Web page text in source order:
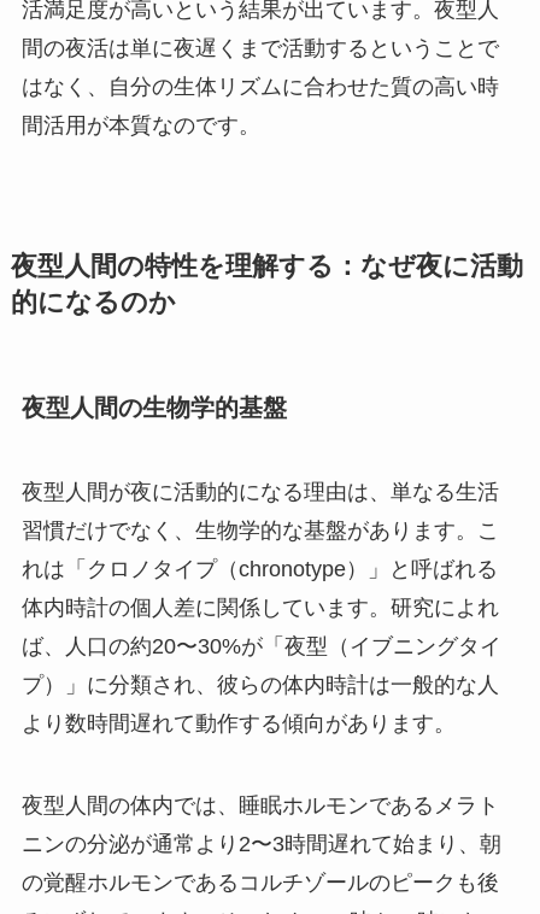
活満足度が高いという結果が出ています。夜型人
間の夜活は単に夜遅くまで活動するということで
はなく、自分の生体リズムに合わせた質の高い時
間活用が本質なのです。
夜型人間の特性を理解する：なぜ夜に活動
的になるのか
夜型人間の生物学的基盤
夜型人間が夜に活動的になる理由は、単なる生活
習慣だけでなく、生物学的な基盤があります。こ
れは「クロノタイプ（chronotype）」と呼ばれる
体内時計の個人差に関係しています。研究によれ
ば、人口の約20〜30%が「夜型（イブニングタイ
プ）」に分類され、彼らの体内時計は一般的な人
より数時間遅れて動作する傾向があります。
夜型人間の体内では、睡眠ホルモンであるメラト
ニンの分泌が通常より2〜3時間遅れて始まり、朝
の覚醒ホルモンであるコルチゾールのピークも後